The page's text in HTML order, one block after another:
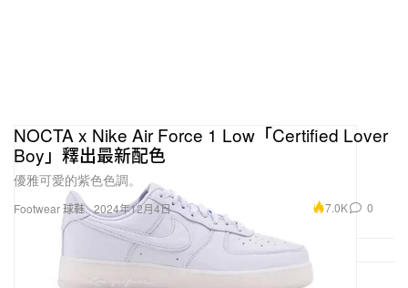
Footwear 球鞋
NOCTA x Nike Air Force 1 Low「Certified Lover
Boy」釋出最新配色
優雅可愛的紫色色調。
2024年12月4日 7.0K 0